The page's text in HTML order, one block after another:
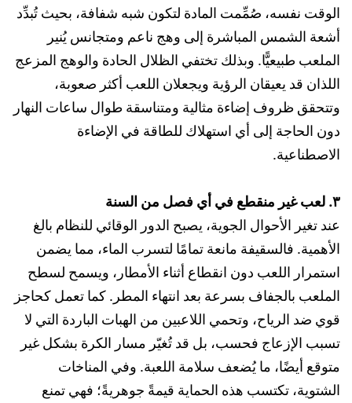
الوقت نفسه، صُمِّمت المادة لتكون شبه شفافة، بحيث تُبدِّد
أشعة الشمس المباشرة إلى وهج ناعم ومتجانس يُنير
الملعب طبيعيًّا. وبذلك تختفي الظلال الحادة والوهج المزعج
اللذان قد يعيقان الرؤية ويجعلان اللعب أكثر صعوبة،
وتتحقق ظروف إضاءة مثالية ومتناسقة طوال ساعات النهار
دون الحاجة إلى أي استهلاك للطاقة في الإضاءة
الاصطناعية.
٣. لعب غير منقطع في أي فصل من السنة
عند تغير الأحوال الجوية، يصبح الدور الوقائي للنظام بالغ
الأهمية. فالسقيفة مانعة تمامًا لتسرب الماء، مما يضمن
استمرار اللعب دون انقطاع أثناء الأمطار، ويسمح لسطح
الملعب بالجفاف بسرعة بعد انتهاء المطر. كما تعمل كحاجز
قوي ضد الرياح، وتحمي اللاعبين من الهبات الباردة التي لا
تسبب الإزعاج فحسب، بل قد تُغيّر مسار الكرة بشكل غير
متوقع أيضًا، ما يُضعف سلامة اللعبة. وفي المناخات
الشتوية، تكتسب هذه الحماية قيمةً جوهريةً؛ فهي تمنع